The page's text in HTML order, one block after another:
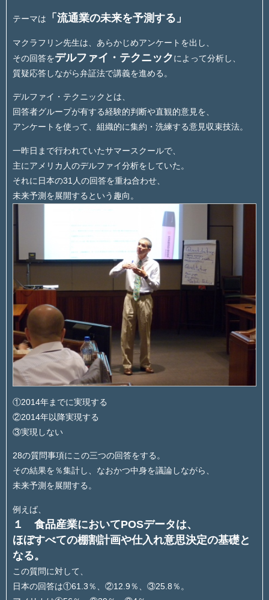
テーマは 「流通業の未来を予測する」
マクラフリン先生は、あらかじめアンケートを出し、
その回答をデルファイ・テクニックによって分析し、
質疑応答しながら弁証法で講義を進める。
デルファイ・テクニックとは、
回答者グループが有する経験的判断や直観的意見を、
アンケートを使って、組織的に集約・洗練する意見収束技法。
一昨日まで行われていたサマースクールで、
主にアメリカ人のデルファイ分析をしていた。
それに日本の31人の回答を重ね合わせ、
未来予測を展開するという趣向。
①2014年までに実現する
②2014年以降実現する
③実現しない
28の質問事項にこの三つの回答をする。
その結果を％集計し、なおかつ中身を議論しながら、
未来予測を展開する。
例えば、
１ 食品産業においてPOSデータは、
ほぼすべての棚割計画や仕入れ意思決定の基礎と
なる。
この質問に対して、
日本の回答は①61.3％、②12.9％、③25.8％。